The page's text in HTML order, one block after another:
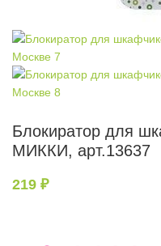
Блокиратор для
МИККИ, арт.13637
219 ₽